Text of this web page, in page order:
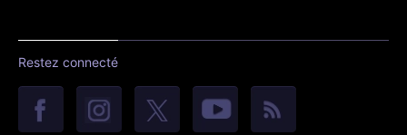
Restez connecté